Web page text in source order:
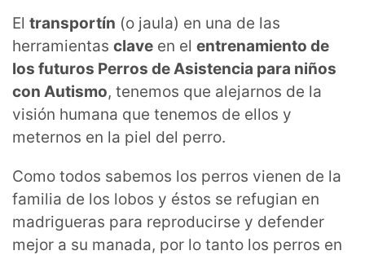
El transportín (o jaula) en una de las
herramientas clave en el entrenamiento de
los futuros Perros de Asistencia para niños
con Autismo, tenemos que alejarnos de la
visión humana que tenemos de ellos y
meternos en la piel del perro.
Como todos sabemos los perros vienen de la
familia de los lobos y éstos se refugian en
madrigueras para reproducirse y defender
mejor a su manada, por lo tanto los perros en